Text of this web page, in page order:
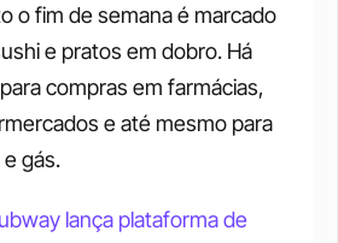
o fim de semana é marcado
e pratos em dobro. Há
compras em farmácias,
e até mesmo para
gás.
lança plataforma de